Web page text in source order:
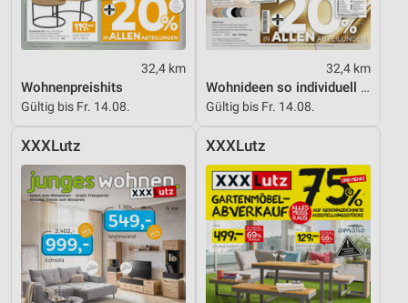
32,4 km
Wohnenpreishits
Gültig bis Fr. 14.08.
32,4 km
Wohnideen so individuell wie du!
Gültig bis Fr. 14.08.
XXXLutz XXXLutz